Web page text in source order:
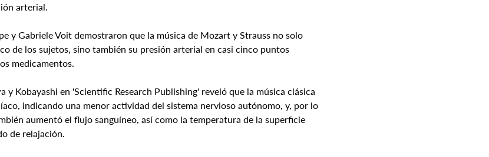
arterial.
y Gabriele Voit demostraron que la música de Mozart y Strauss no solo
de los sujetos, sino también su presión arterial en casi cinco puntos
medicamentos.
y Kobayashi en 'Scientific Research Publishing' reveló que la música clásica
indicando una menor actividad del sistema nervioso autónomo, y, por lo
aumentó el flujo sanguíneo, así como la temperatura de la superficie
de relajación.